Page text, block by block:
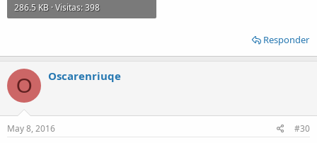
286.5 KB · Visitas: 398
Responder
O Oscarenriuqe
May 8, 2016 #30